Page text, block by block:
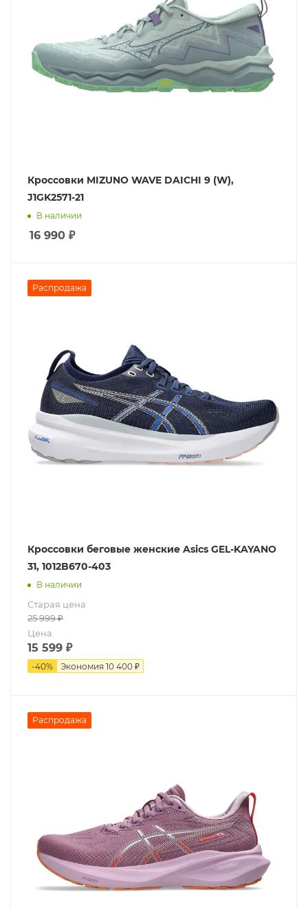
Кроссовки MIZUNO WAVE DAICHI 9 (W),
J1GK2571-21
В наличии
16 990 ₽
Распродажа
Кроссовки беговые женские Asics GEL-KAYANO
31, 1012B670-403
В наличии
Старая цена
25 999₽
Цена
15 599 ₽
-40% Экономия 10 400 ₽
Распродажа